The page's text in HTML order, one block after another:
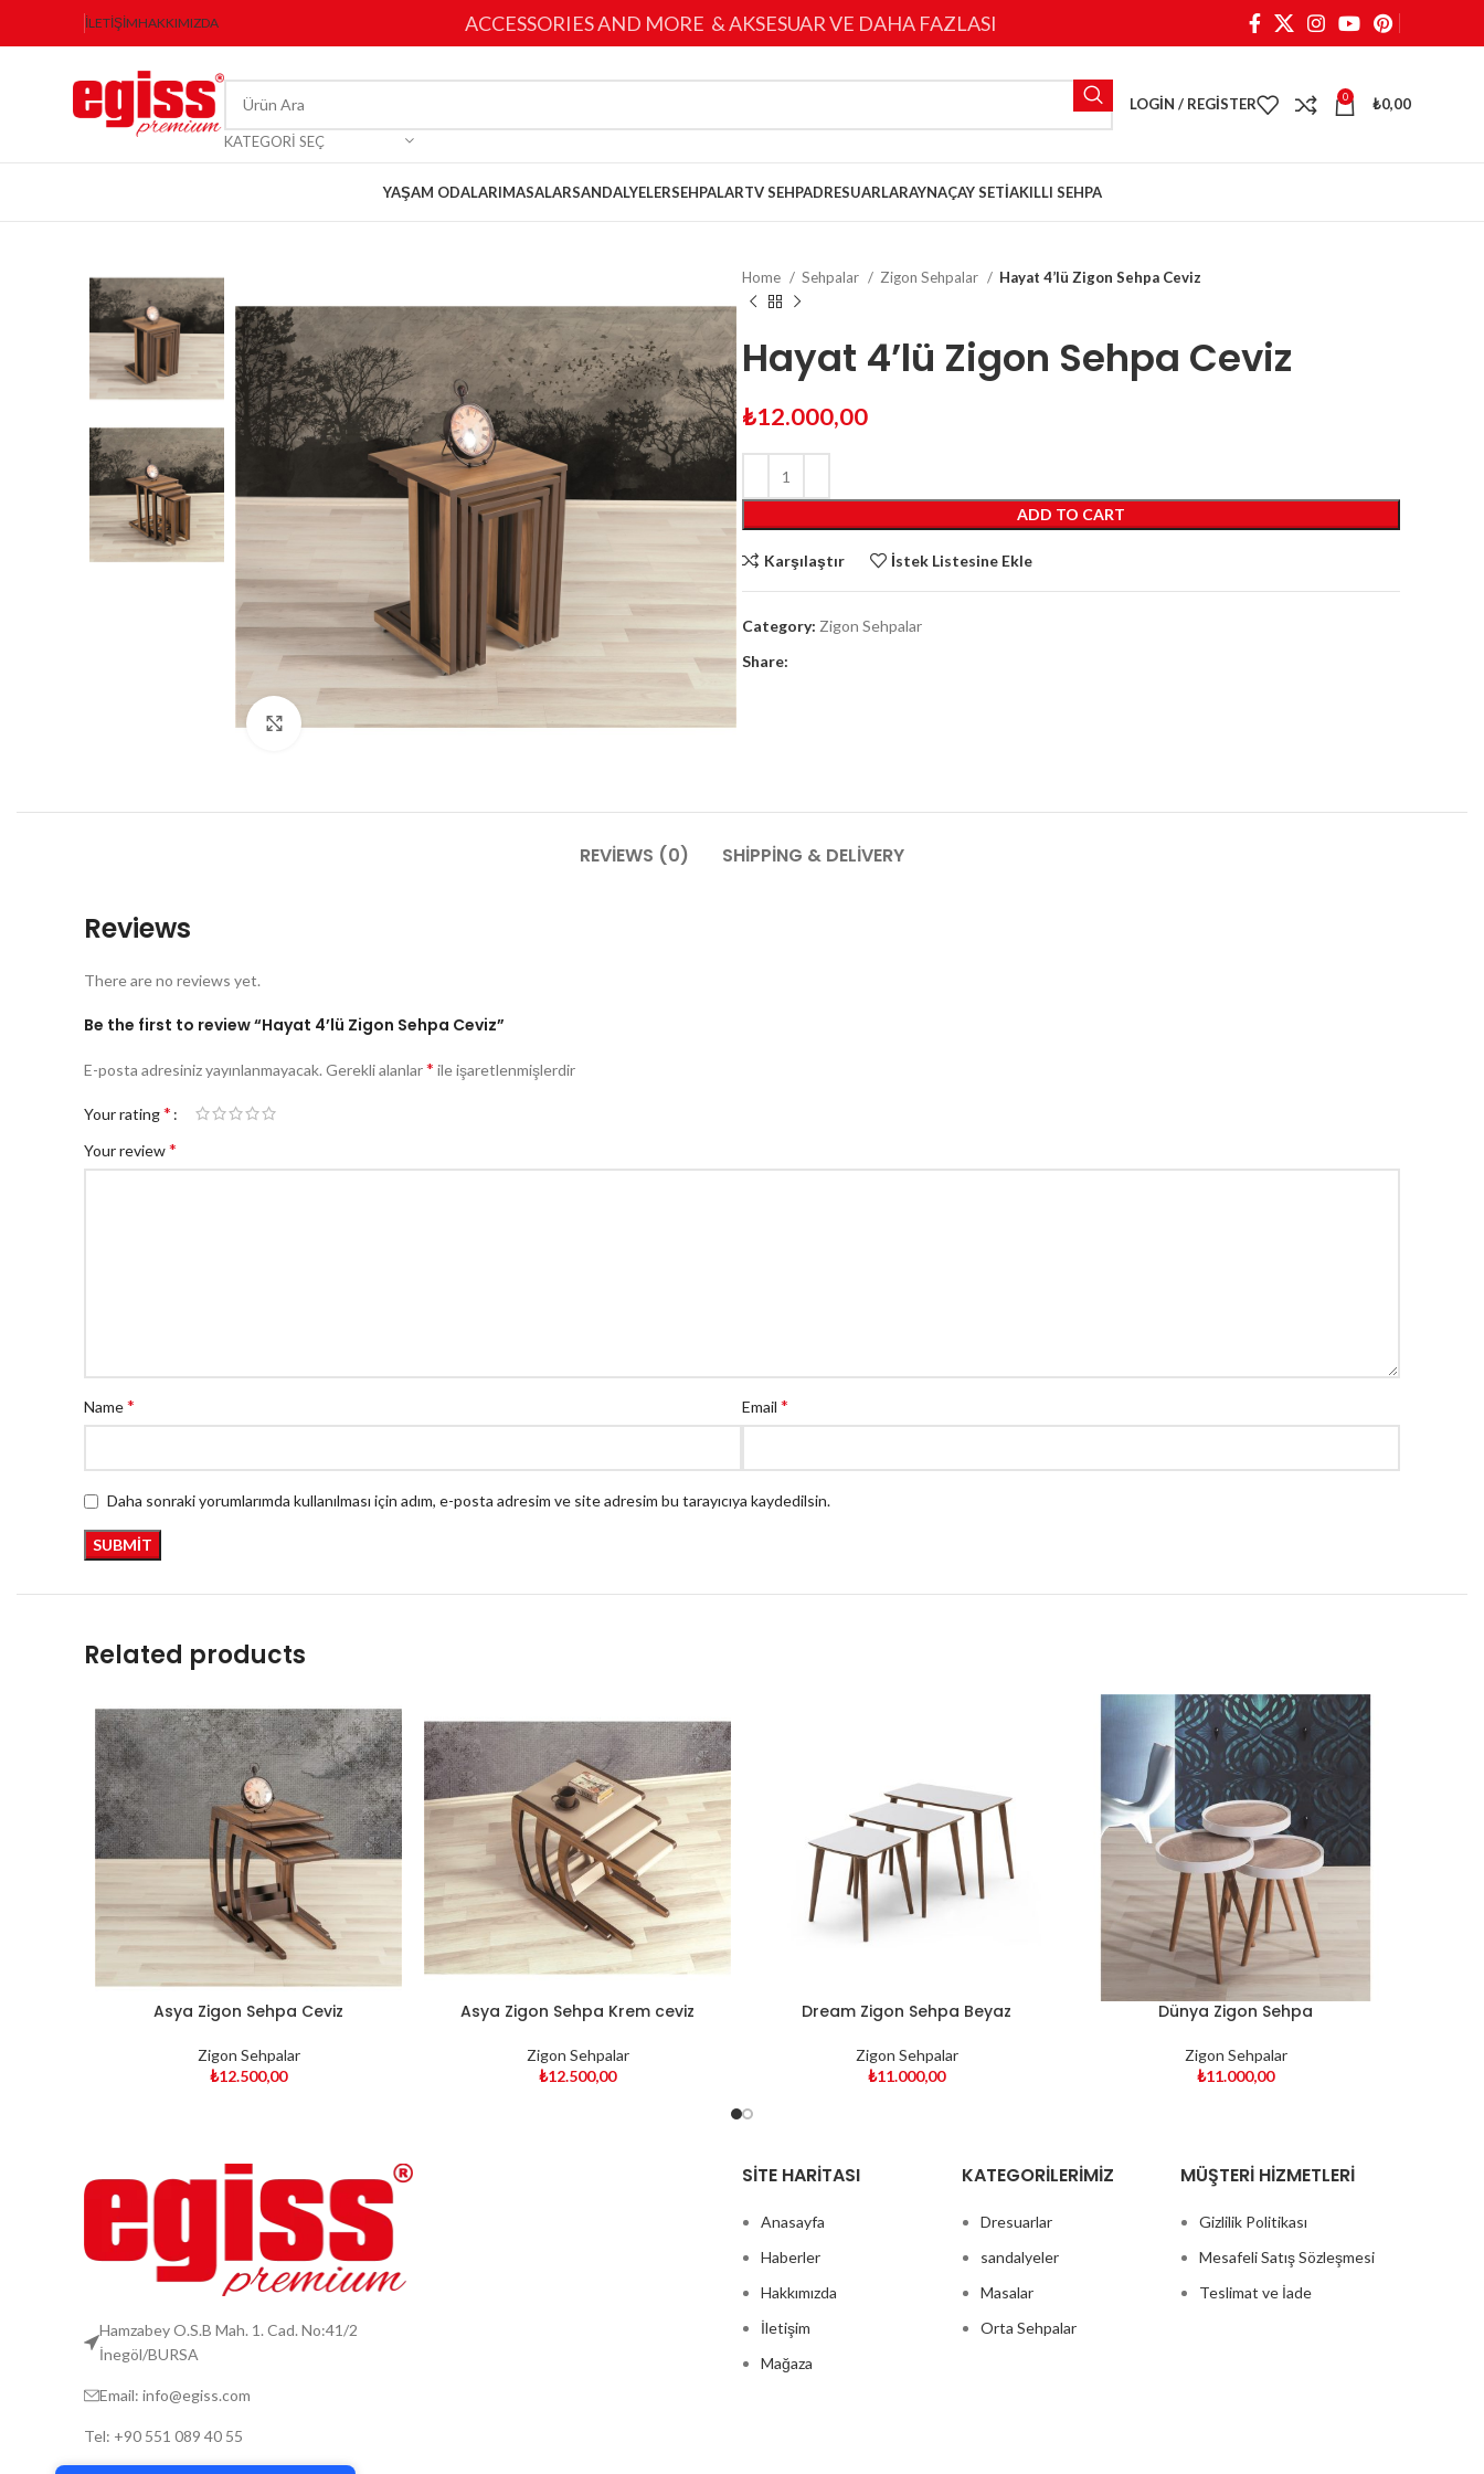
7/24 Canlı Destek
İLETIŞIMHAKKIMIZDA ACCESSORIES AND MORE & AKSESUAR VE DAHA FAZLASI
KATEGORI SEÇ
LOGIN / REGISTER 0 ₺0,00
YAŞAM ODALARIMASALARSANDALYELERSEHPALARTV SEHPADRESUARLARAYNAÇAY SETIAKILLI SEHPA
Click to enlarge
Home Sehpalar Zigon Sehpalar Hayat 4’lü Zigon Sehpa Ceviz
Hayat 4’lü Zigon Sehpa Ceviz
₺12.000,00
ADD TO CART
Karşılaştır İstek Listesine Ekle
Category: Zigon Sehpalar
Share:
REVIEWS (0) SHIPPING & DELIVERY
Reviews
There are no reviews yet.
Be the first to review “Hayat 4’lü Zigon Sehpa Ceviz”
E-posta adresiniz yayınlanmayacak. Gerekli alanlar* ile işaretlenmişlerdir
Your rating*
Your review*
Name* Email *
Daha sonraki yorumlarımda kullanılması için adım, e-posta adresim ve site adresim bu tarayıcıya kaydedilsin.
Related products
Asya Zigon Sehpa Ceviz
Zigon Sehpalar
₺12.500,00
Asya Zigon Sehpa Krem ceviz
Zigon Sehpalar
₺12.500,00
Dream Zigon Sehpa Beyaz
Zigon Sehpalar
₺11.000,00
Dünya Zigon Sehpa
Zigon Sehpalar
₺11.000,00
Hamzabey O.S.B Mah. 1. Cad. No:41/2
İnegöl/BURSA
Email: info@egiss.com
Tel: +90 551 089 40 55
SITE HARITASI
Anasayfa
Haberler
Hakkımızda
İletişim
Mağaza
KATEGORILERIMIZ
Dresuarlar
sandalyeler
Masalar
Orta Sehpalar
MÜŞTERI HIZMETLERI
Gizlilik Politikası
Mesafeli Satış Sözleşmesi
Teslimat ve İade